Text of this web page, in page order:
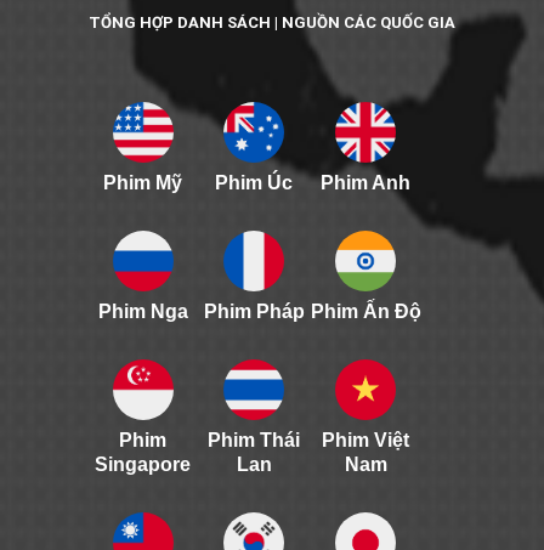
TỔNG HỢP DANH SÁCH | NGUỒN CÁC QUỐC GIA
Phim Mỹ Phim Úc Phim Anh
Phim Nga Phim Pháp Phim Ấn Độ
Phim
Singapore
Phim Thái
Lan
Phim Việt
Nam